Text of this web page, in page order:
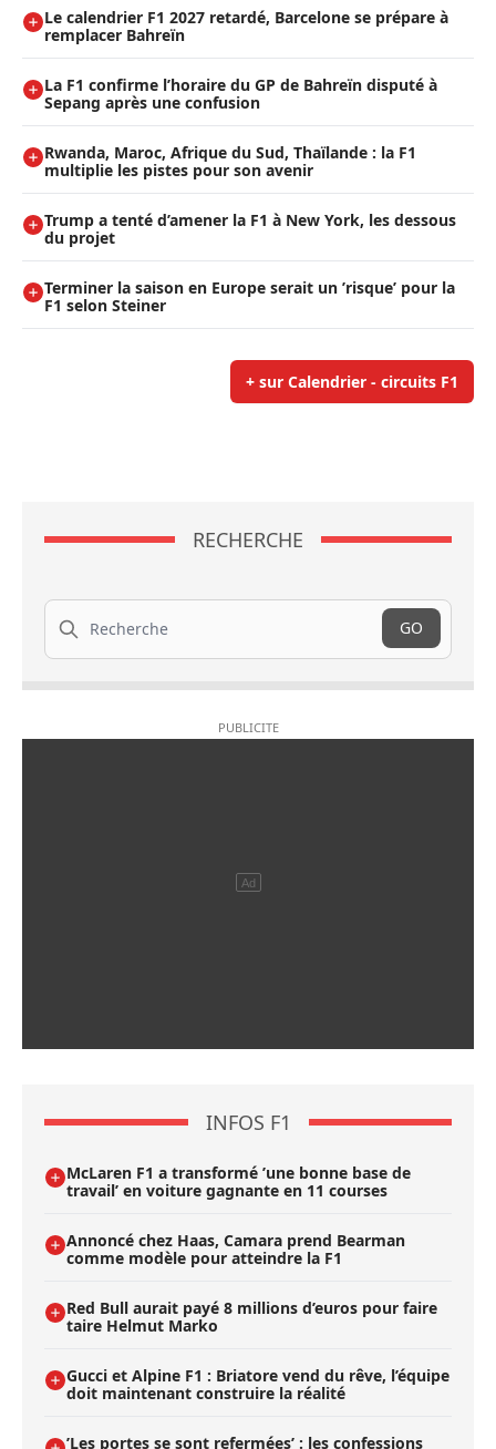
Le calendrier F1 2027 retardé, Barcelone se prépare à
remplacer Bahreïn
La F1 confirme l’horaire du GP de Bahreïn disputé à
Sepang après une confusion
Rwanda, Maroc, Afrique du Sud, Thaïlande : la F1
multiplie les pistes pour son avenir
Trump a tenté d’amener la F1 à New York, les dessous
du projet
Terminer la saison en Europe serait un ’risque’ pour la
F1 selon Steiner
+ sur Calendrier - circuits F1
RECHERCHE
Recherche
GO
INFOS F1
McLaren F1 a transformé ’une bonne base de
travail’ en voiture gagnante en 11 courses
Annoncé chez Haas, Camara prend Bearman
comme modèle pour atteindre la F1
Red Bull aurait payé 8 millions d’euros pour faire
taire Helmut Marko
Gucci et Alpine F1 : Briatore vend du rêve, l’équipe
doit maintenant construire la réalité
’Les portes se sont refermées’ : les confessions